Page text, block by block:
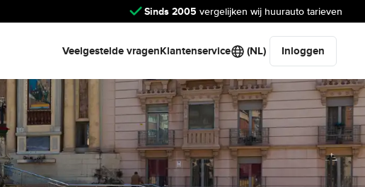
Sinds 2005 vergelijken wij huurauto tarieven
Veelgestelde vragenKlantenservice (NL) Inloggen